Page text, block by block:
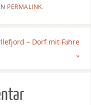
PERMALINK.
– Dorf mit Fähre
»